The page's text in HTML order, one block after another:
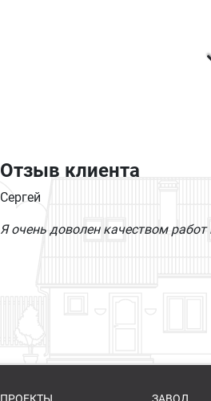
Отзыв клиента
Сергей
Я очень доволен качеством